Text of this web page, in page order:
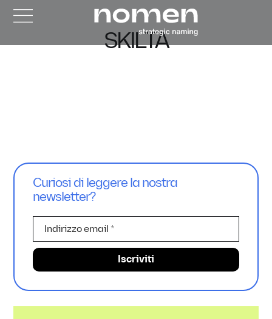
SKILTA
Curiosi di leggere la nostra
newsletter?